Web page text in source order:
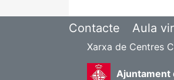
Contacte Aula
Xarxa de Centres
Ajuntament